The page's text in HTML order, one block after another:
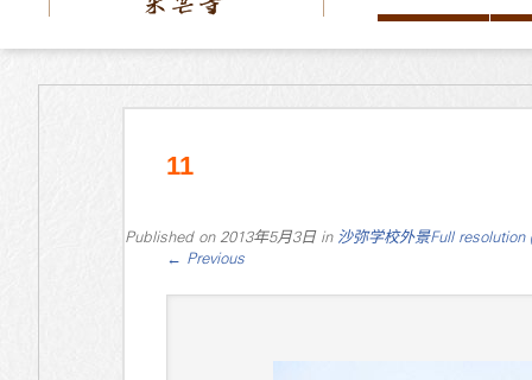
11
Published on 2013年5月3日in 沙弥学校外景Full resolution
← Previous